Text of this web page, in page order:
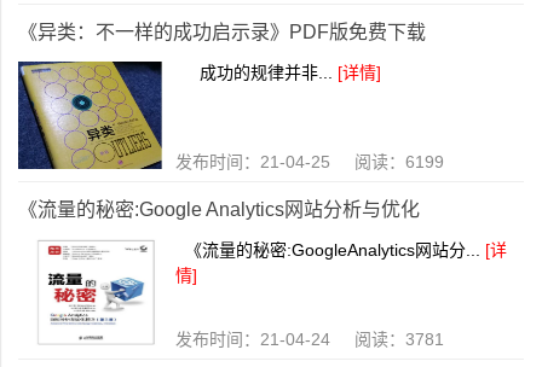
《异类：不一样的成功启示录》PDF版免费下载
成功的规律并非... [详情]
发布时间：21-04-25 阅读：6199
《流量的秘密:Google Analytics网站分析与优化
《流量的秘密:GoogleAnalytics网站分... [详
情]
发布时间：21-04-24 阅读：3781